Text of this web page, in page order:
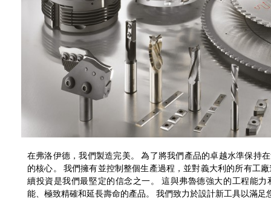
在弗洛伊德，我們製造完美。 為了將我們產品的卓越水準保持
的核心。 我們擁有並控制整個生產過程，並對義大利的所有工
續投資是我們最堅定的信念之一。 這與弗魯德強大的工程能
能、極致精確和延長壽命的產品。 我們致力於設計新工具以滿